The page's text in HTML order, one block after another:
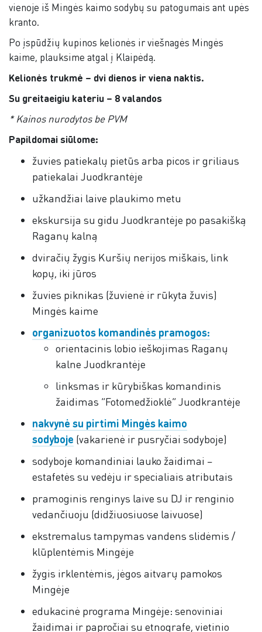
vienoje iš Mingės kaimo sodybų su patogumais ant upės
kranto.
Po įspūdžių kupinos kelionės ir viešnagės Mingės
kaime, plauksime atgal į Klaipėdą.
Kelionės trukmė – dvi dienos ir viena naktis.
Su greitaeigiu kateriu – 8 valandos
* Kainos nurodytos be PVM
Papildomai siūlome:
žuvies patiekalų pietūs arba picos ir griliaus
patiekalai Juodkrantėje
užkandžiai laive plaukimo metu
ekskursija su gidu Juodkrantėje po pasakišką
Raganų kalną
dviračių žygis Kuršių nerijos miškais, link
kopų, iki jūros
žuvies piknikas (žuvienė ir rūkyta žuvis)
Mingės kaime
organizuotos komandinės pramogos:
orientacinis lobio ieškojimas Raganų
kalne Juodkrantėje
linksmas ir kūrybiškas komandinis
žaidimas “Fotomedžioklė” Juodkrantėje
nakvynė su pirtimi Mingės kaimo
sodyboje (vakarienė ir pusryčiai sodyboje)
sodyboje komandiniai lauko žaidimai –
estafetės su vedėju ir specialiais atributais
pramoginis renginys laive su DJ ir renginio
vedančiuoju (didžiuosiuose laivuose)
ekstremalus tampymas vandens slidėmis /
klūplentėmis Mingėje
žygis irklentėmis, jėgos aitvarų pamokos
Mingėje
edukacinė programa Mingėje: senoviniai
žaidimai ir papročiai su etnografe, vietinio